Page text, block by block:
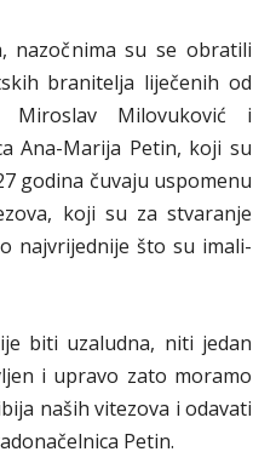
nazočnima su se obratili
branitelja liječenih od
Miroslav Milovuković i
Ana-Marija Petin, koji su
godina čuvaju uspomenu
koji su za stvaranje
najvrijednije što su imali-
biti uzaludna, niti jedan
i upravo zato moramo
naših vitezova i odavati
Petin.